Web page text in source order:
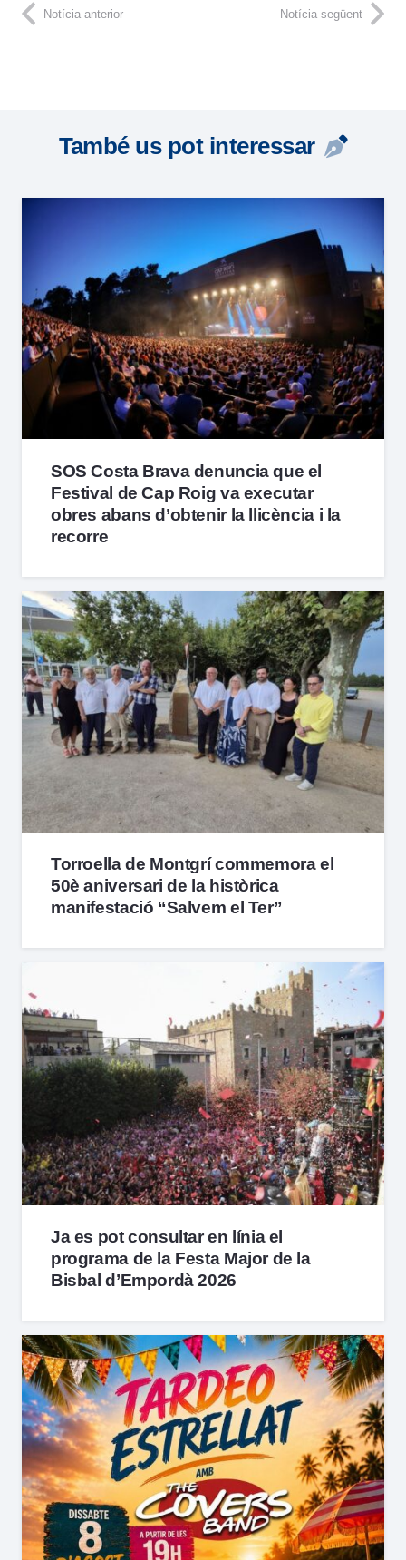
Notícia anterior Notícia següent
També us pot interessar
SOS Costa Brava denuncia que el
Festival de Cap Roig va executar
obres abans d’obtenir la llicència i la
recorre
Torroella de Montgrí commemora el
50è aniversari de la històrica
manifestació “Salvem el Ter”
Ja es pot consultar en línia el
programa de la Festa Major de la
Bisbal d’Empordà 2026